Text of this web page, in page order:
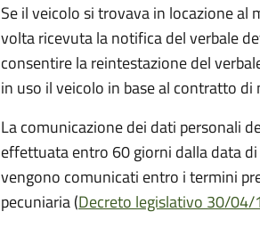
Se il veicolo si trovava in locazione
volta ricevuta la notifica del verbale
consentire la reintestazione del
in uso il veicolo in base al contratto di
La comunicazione dei dati personali
effettuata entro 60 giorni dalla data
vengono comunicati entro i termini
pecuniaria (Decreto legislativo 30/